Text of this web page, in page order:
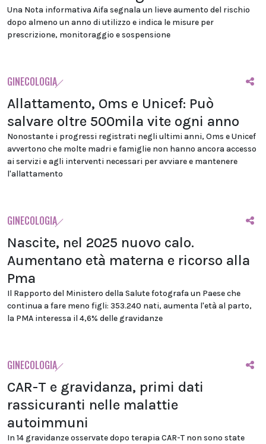
Una Nota informativa Aifa segnala un lieve aumento del rischio
dopo almeno un anno di utilizzo e indica le misure per
prescrizione, monitoraggio e sospensione
GINECOLOGIA
Allattamento, Oms e Unicef: Può
salvare oltre 500mila vite ogni anno
Nonostante i progressi registrati negli ultimi anni, Oms e Unicef
avvertono che molte madri e famiglie non hanno ancora accesso
ai servizi e agli interventi necessari per avviare e mantenere
l'allattamento
GINECOLOGIA
Nascite, nel 2025 nuovo calo.
Aumentano età materna e ricorso alla
Pma
Il Rapporto del Ministero della Salute fotografa un Paese che
continua a fare meno figli: 353.240 nati, aumenta l'età al parto,
la PMA interessa il 4,6% delle gravidanze
GINECOLOGIA
CAR-T e gravidanza, primi dati
rassicuranti nelle malattie
autoimmuni
In 14 gravidanze osservate dopo terapia CAR-T non sono state